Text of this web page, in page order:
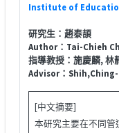
Institute of
研究生：趙泰頡
Author：Tai-Chieh
指導教授：施慶麟, 林
Advisor：
[中文摘要]
本研究主要在不同管